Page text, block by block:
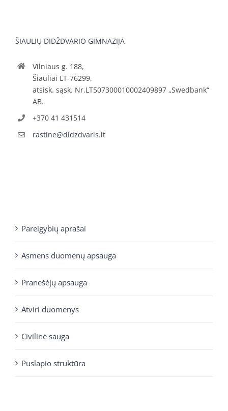
ŠIAULIŲ DIDŽDVARIO GIMNAZIJA
Vilniaus g. 188,
Šiauliai LT-76299,
atsisk. sąsk. Nr.LT507300010002409897 „Swedbank“
AB.
+370 41 431514
rastine@didzdvaris.lt
Pareigybių aprašai
Asmens duomenų apsauga
Pranešėjų apsauga
Atviri duomenys
Civilinė sauga
Puslapio struktūra